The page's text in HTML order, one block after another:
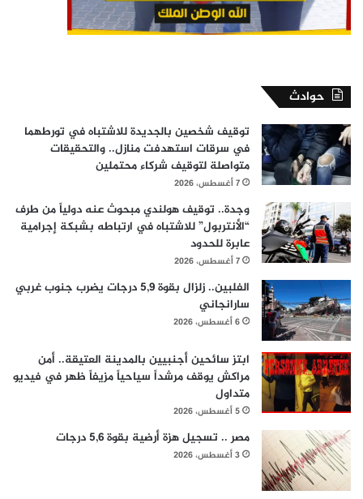
حوادث
توقيف شخصين بالجديدة للاشتباه في تورطهما
في سرقات استهدفت منازل.. والتحقيقات
متواصلة لتوقيف شركاء محتملين
7 أغسطس، 2026
وجدة.. توقيف هولندي مبحوث عنه دولياً من طرف
“الأنتربول” للاشتباه في ارتباطه بشبكة إجرامية
عابرة للحدود
7 أغسطس، 2026
الفلبين.. زلزال بقوة 5,9 درجات يضرب جنوب غربي
سارانجاني
6 أغسطس، 2026
ابتز سائحين أجنبيين بالمدينة العتيقة.. أمن
مراكش يوقف مرشداً سياحياً مزيفاً ظهر في فيديو
متداول
5 أغسطس، 2026
مصر .. تسجيل هزة أرضية بقوة 5,6 درجات
3 أغسطس، 2026